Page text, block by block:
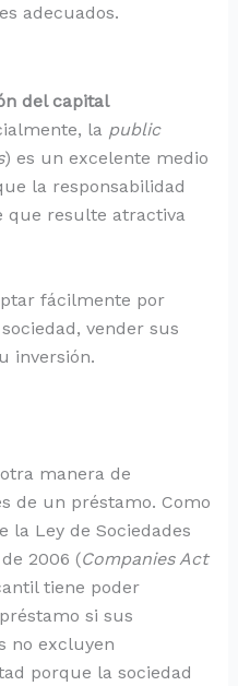
adecuados.
del capital
la public
) es un excelente medio
la responsabilidad
que resulte atractiva
fácilmente por
vender sus
inversión.
manera de
de un préstamo. Como
la Ley de Sociedades
2006 (Companies Act
tiene poder
si sus
no excluyen
porque la sociedad